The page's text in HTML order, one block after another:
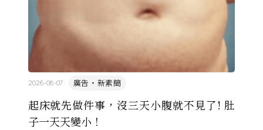
起床就先做件事，沒三天小腹就不見了! 肚
子一天天變小！
廣告・新素簡
2026-08-07